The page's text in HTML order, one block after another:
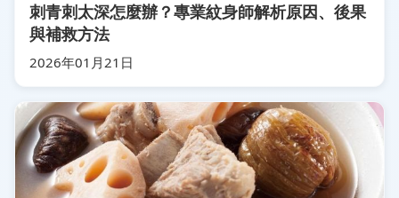
刺青刺太深怎麼辦？專業紋身師解析原因、後果
與補救方法
2026年01月21日